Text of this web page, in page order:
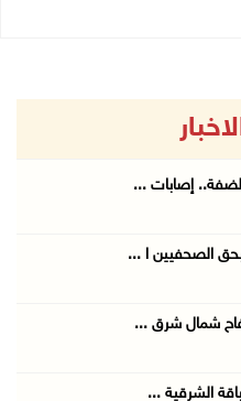
إصابات ...
شمال شرق ...
الشرقية ...